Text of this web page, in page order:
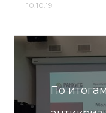
10.10.19
По